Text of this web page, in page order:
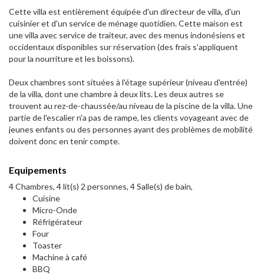
Cette villa est entièrement équipée d'un directeur de villa, d'un
cuisinier et d'un service de ménage quotidien. Cette maison est
une villa avec service de traiteur, avec des menus indonésiens et
occidentaux disponibles sur réservation (des frais s'appliquent
pour la nourriture et les boissons).
Deux chambres sont situées à l'étage supérieur (niveau d'entrée)
de la villa, dont une chambre à deux lits. Les deux autres se
trouvent au rez-de-chaussée/au niveau de la piscine de la villa. Une
partie de l'escalier n'a pas de rampe, les clients voyageant avec de
jeunes enfants ou des personnes ayant des problèmes de mobilité
doivent donc en tenir compte.
Equipements
4 Chambres, 4 lit(s) 2 personnes, 4 Salle(s) de bain,
Cuisine
Micro-Onde
Réfrigérateur
Four
Toaster
Machine à café
BBQ